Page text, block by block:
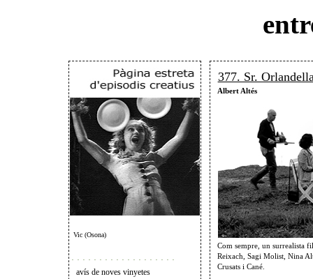
377. Sr.
Albert Altés
Com sempre, un surrealista
Reixach, Sagi Molist, Nina
Crusats i Cané.
Vic (Osona)
avís de noves vinyetes